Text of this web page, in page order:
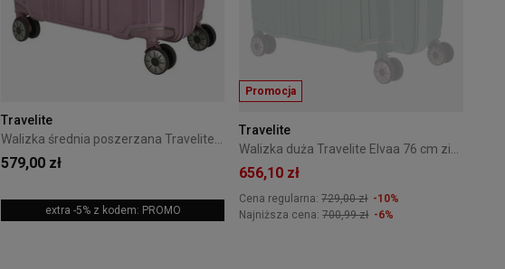
Travelite
579,00 zł
extra -5% z kodem: PROMO
Promocja
Travelite
656,10 zł
Cena regularna:729,00 zł -10%
Najniższa cena:700,99 zł -6%